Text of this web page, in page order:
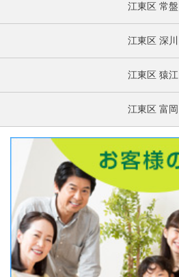
江東区 常盤
江東区 深川
江東区 猿江
江東区 富岡